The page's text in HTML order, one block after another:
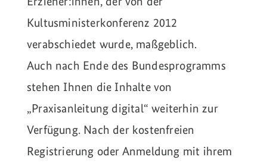
Kultusministerkonferenz 2012
verabschiedet wurde, maßgeblich.
Auch nach Ende des Bundesprogramms
stehen Ihnen die Inhalte von
„Praxisanleitung digital“ weiterhin zur
Verfügung. Nach der kostenfreien
Registrierung oder Anmeldung mit ihrem